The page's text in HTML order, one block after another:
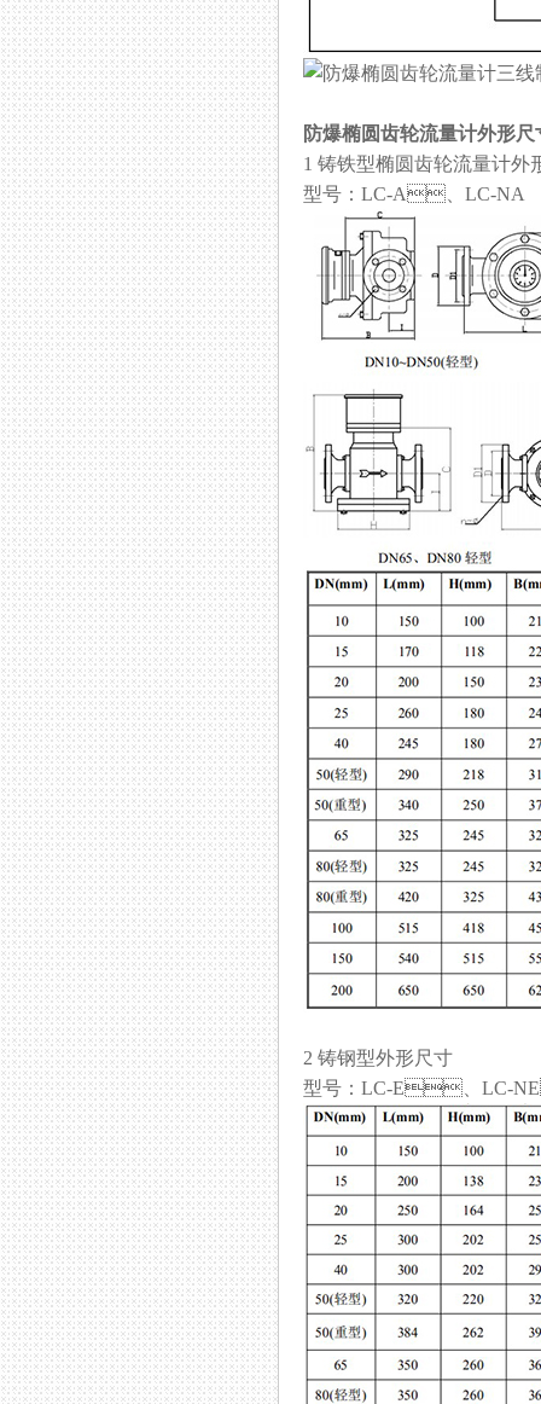
防爆椭圆齿轮流量计外形尺
1 铸铁型椭圆齿轮流量计外
型号：LC-A、LC-NA
2 铸钢型外形尺寸
型号：LC-E、LC-